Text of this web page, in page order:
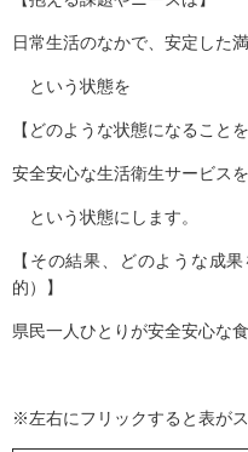
日常生活のなかで、安定した
という状態を
【どのような状態になること
安全安心な生活衛生サービス
という状態にします。
【その結果、どのような成
的）】
県民一人ひとりが安全安心な
※左右にフリックすると表がス